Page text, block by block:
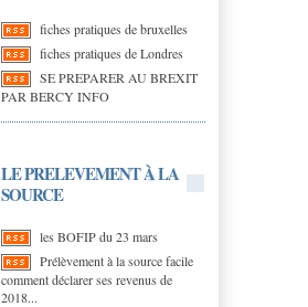
fiches pratiques de bruxelles
fiches pratiques de Londres
SE PREPARER AU BREXIT
PAR BERCY INFO
LE PRELEVEMENT À LA
SOURCE
les BOFIP du 23 mars
Prélèvement à la source facile
comment déclarer ses revenus de
2018...